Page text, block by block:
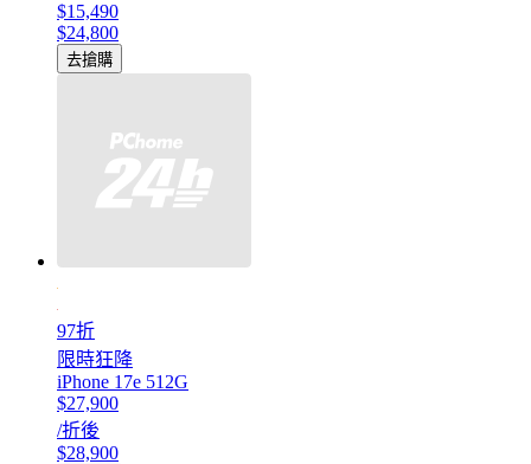
$15,490
$24,800
去搶購
97折
限時狂降
iPhone 17e 512G
$27,900
/折後
$28,900